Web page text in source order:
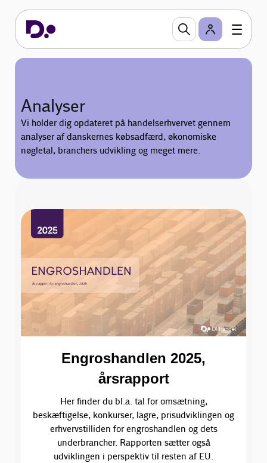
Analyser
Vi holder dig opdateret på handelserhvervet gennem
analyser af danskernes købsadfærd, økonomiske
nøgletal, branchers udvikling og meget mere.
Engroshandlen 2025,
årsrapport
Her finder du bl.a. tal for omsætning,
beskæftigelse, konkurser, lagre, prisudviklingen og
erhvervstilliden for engroshandlen og dets
underbrancher. Rapporten sætter også
udviklingen i perspektiv til resten af EU.